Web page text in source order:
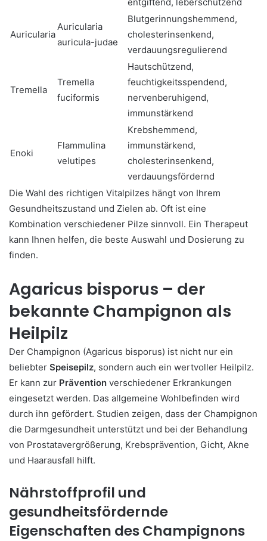
Auricularia
Auricularia
auricula-judae
Blutgerinnungshemmend,
cholesterinsenkend,
verdauungsregulierend
Tremella
Tremella
fuciformis
Hautschützend,
feuchtigkeitsspendend,
nervenberuhigend,
immunstärkend
Enoki
Flammulina
velutipes
Krebshemmend,
immunstärkend,
cholesterinsenkend,
verdauungsfördernd
Die Wahl des richtigen Vitalpilzes hängt von Ihrem
Gesundheitszustand und Zielen ab. Oft ist eine
Kombination verschiedener Pilze sinnvoll. Ein Therapeut
kann Ihnen helfen, die beste Auswahl und Dosierung zu
finden.
Agaricus bisporus – der
bekannte Champignon als
Heilpilz
Der Champignon (Agaricus bisporus) ist nicht nur ein
beliebter Speisepilz, sondern auch ein wertvoller Heilpilz.
Er kann zur Prävention verschiedener Erkrankungen
eingesetzt werden. Das allgemeine Wohlbefinden wird
durch ihn gefördert. Studien zeigen, dass der Champignon
die Darmgesundheit unterstützt und bei der Behandlung
von Prostatavergrößerung, Krebsprävention, Gicht, Akne
und Haarausfall hilft.
Nährstoffprofil und
gesundheitsfördernde
Eigenschaften des Champignons